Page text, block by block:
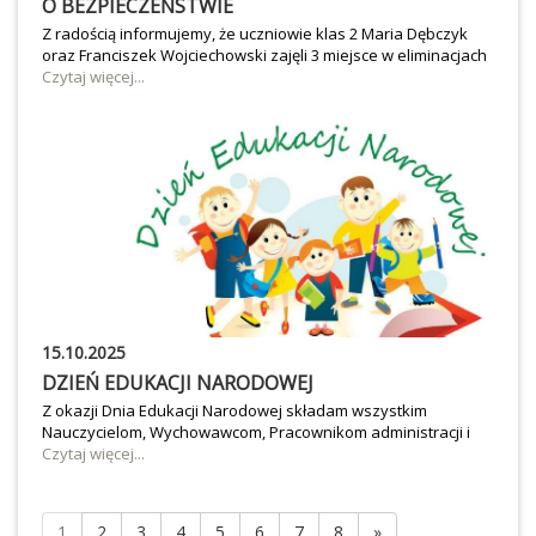
O BEZPIECZEŃSTWIE
Z radością informujemy, że uczniowie klas 2 Maria Dębczyk
oraz Franciszek Wojciechowski zajęli 3 miejsce w eliminacjach
powiatowych "Konkursu Sprawności Fizycznej oraz Wiedzy o
sprawiły, że zajęliście zasłużone miejsce na podium. Jesteśmy
z Was bardzo dumni, gratulujemy.
Czytaj więcej...
15.10.2025
DZIEŃ EDUKACJI NARODOWEJ
Z okazji Dnia Edukacji Narodowej składam wszystkim
Nauczycielom, Wychowawcom, Pracownikom administracji i
obsługi najserdeczniejsze życzenia zdrowia, pomyślności,
trud, zaangażowanie, cierpliwość i serce wkładane w
Czytaj więcej...
1 2 3 4 5 6 7 8 »